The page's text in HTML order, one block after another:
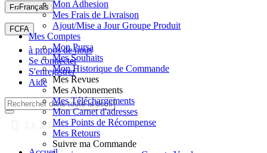
Mon Adhesion
Mes Frais de Livraison
Ajout/Mise a Jour Groupe Produit
Mes Comptes
Mon Pursa
Mes Souhaits
Mon Historique de Commande
Mes Revues
Mes Abonnements
Mes Téléchargements
Mon Carnet d'adresses
Mes Points de Récompense
Mes Retours
Suivre ma Commande
Français
FCFA
à propos de nous
Se connecter
S'enregistrer
Aide
LE MENU